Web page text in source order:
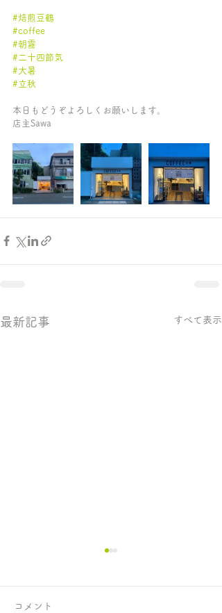
#焙煎豆鶴
#coffee
#朝霧
#二十四節気
#大暑
#立秋
本日もどうぞよろしくお願いします。
店主Sawa
最新記事 すべて表示
コメント